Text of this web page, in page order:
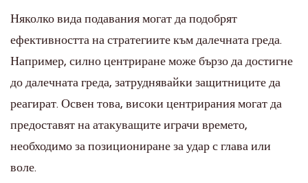
Няколко вида подавания могат да подобрят
ефективността на стратегиите към далечната греда.
Например, силно центриране може бързо да достигне
до далечната греда, затруднявайки защитниците да
реагират. Освен това, високи центрирания могат да
предоставят на атакуващите играчи времето,
необходимо за позициониране за удар с глава или
воле.